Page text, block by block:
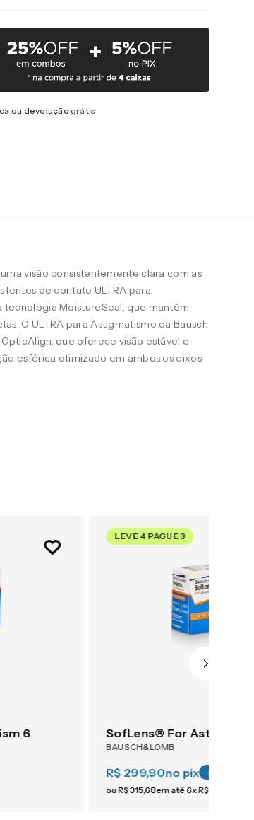
ou devolução grátis
visão consistentemente clara com as
lentes de contato ULTRA para
tecnologia MoistureSeal, que mantém
O ULTRA para Astigmatismo da Bausch
que oferece visão estável e
esférica otimizado em ambos os eixos
6
LEVE 4 PAGUE 3
SofLens® For
BAUSCH&LOMB
R$ 299,90no pix -5
ouR$315,68em até6xR$